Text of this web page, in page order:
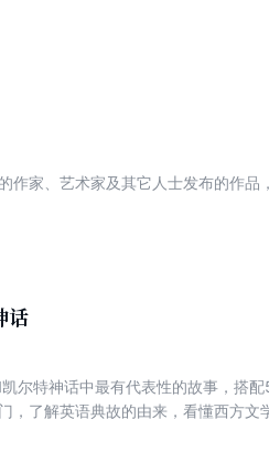
作家、艺术家及其它人士发布的作品
话
尔特神话中最有代表性的故事，搭
，了解英语典故的由来，看懂西方